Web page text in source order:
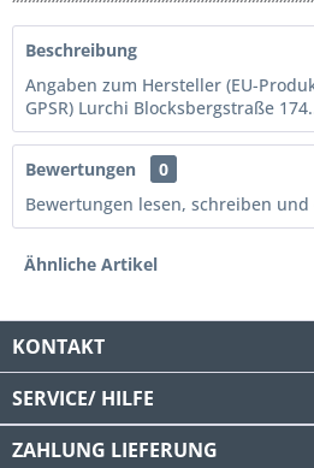
Beschreibung
Angaben zum Hersteller (EU-
GPSR) Lurchi Blocksbergstraße
Bewertungen
0
Bewertungen lesen, schreiben
Ähnliche Artikel
KONTAKT
SERVICE/ HILFE
ZAHLUNG LIEFERUNG